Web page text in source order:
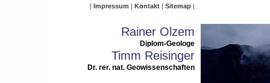
Impressum Kontakt Sitemap
Rainer Olzem
Diplom-Geologe
Timm Reisinger
Dr. rer. nat. Geowissenschaften